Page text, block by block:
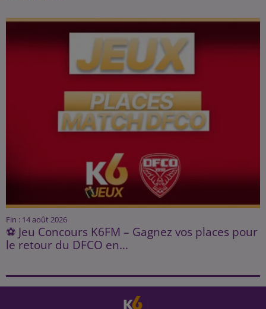
Fin : 14 août 2026
⚽ Jeu Concours K6FM – Gagnez vos places pour
le retour du DFCO en...